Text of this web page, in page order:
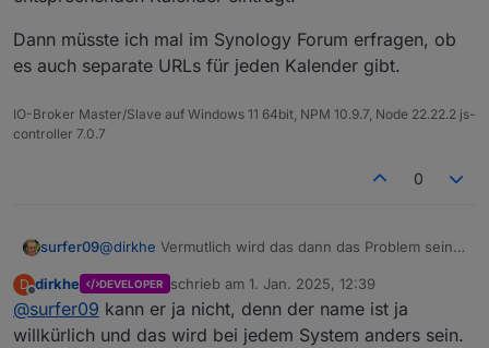
Dann müsste ich mal im Synology Forum erfragen, ob
es auch separate URLs für jeden Kalender gibt.
IO-Broker Master/Slave auf Windows 11 64bit, NPM 10.9.7, Node 22.22.2 js-
controller 7.0.7
0
surfer09@dirkhe Vermutlich wird das dann das Problem sein.
NAS:
D
Offline
dirkhe DEVELOPER schrieb am 1. Jan. 2025, 12:39
zuletzt editiert von
@surfer09 kann er ja nicht, denn der name ist ja
willkürlich und das wird bei jedem System anders sein.